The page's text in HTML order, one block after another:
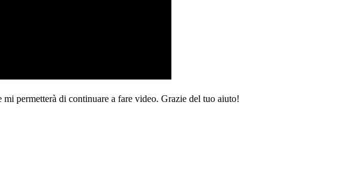
permetterà di continuare a fare video. Grazie del tuo aiuto!